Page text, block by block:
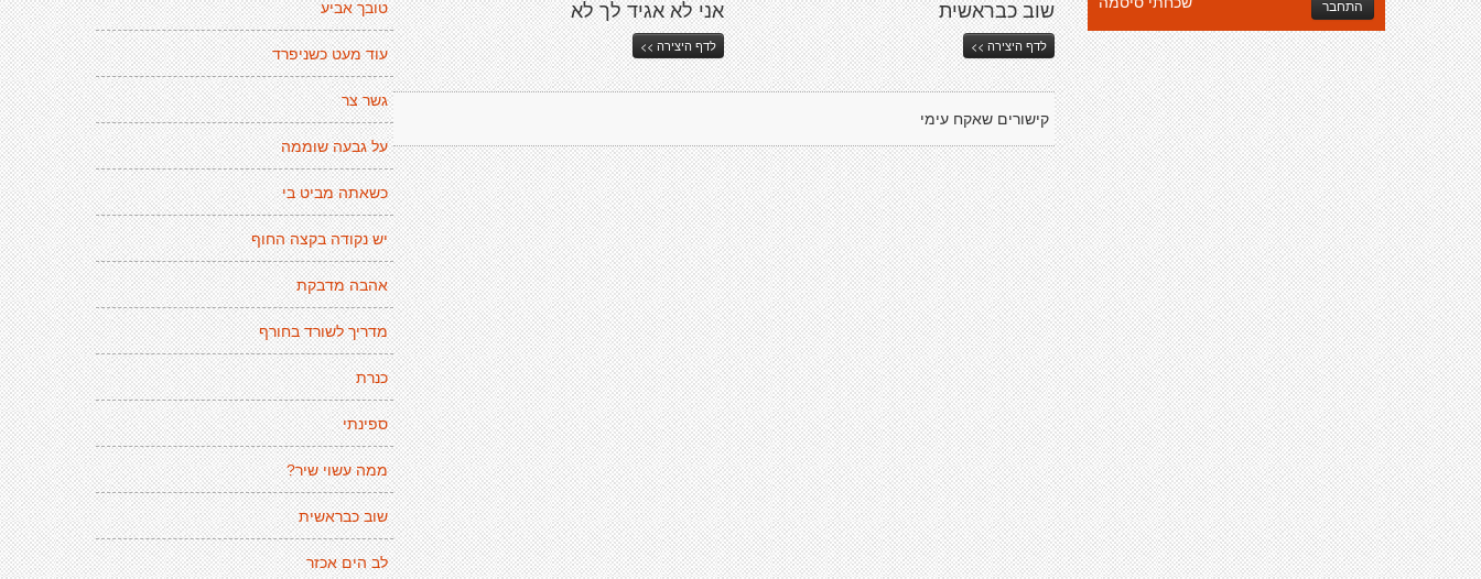
טובך אביע
עוד מעט כשניפרד
גשר צר
על גבעה שוממה
כשאתה מביט בי
יש נקודה בקצה החוף
אהבה מדבקת
מדריך לשורד בחורף
כנרת
ספינתי
ממה עשוי שיר?
שוב כבראשית
לב הים אכזר
אני לא אגיד לך לא
לדף היצירה >>
שוב כבראשית
לדף היצירה >>
קישורים שאקח עימי
התחבר